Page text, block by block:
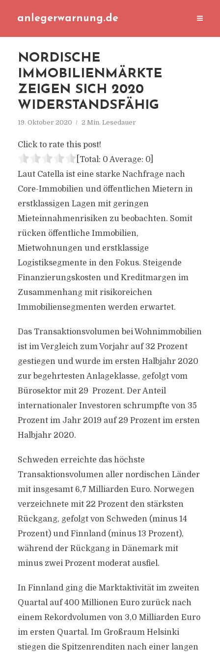
anlegerwarnung.de
NORDISCHE
IMMOBILIENMÄRKTE
ZEIGEN SICH 2020
WIDERSTANDSFÄHIG
19. Oktober 2020 2 Min. Lesedauer
Click to rate this post!
[Total: 0 Average: 0]
Laut Catella ist eine starke Nachfrage nach
Core-Immobilien und öffentlichen Mietern in
erstklassigen Lagen mit geringen
Mieteinnahmenrisiken zu beobachten. Somit
rücken öffentliche Immobilien,
Mietwohnungen und erstklassige
Logistiksegmente in den Fokus. Steigende
Finanzierungskosten und Kreditmargen im
Zusammenhang mit risikoreichen
Immobiliensegmenten werden erwartet.
Das Transaktionsvolumen bei Wohnimmobilien
ist im Vergleich zum Vorjahr auf 32 Prozent
gestiegen und wurde im ersten Halbjahr 2020
zur begehrtesten Anlageklasse, gefolgt vom
Bürosektor mit 29 Prozent. Der Anteil
internationaler Investoren schrumpfte von 35
Prozent im Jahr 2019 auf 29 Prozent im ersten
Halbjahr 2020.
Schweden erreichte das höchste
Transaktionsvolumen aller nordischen Länder
mit insgesamt 6,7 Milliarden Euro. Norwegen
verzeichnete mit 22 Prozent den stärksten
Rückgang, gefolgt von Schweden (minus 14
Prozent) und Finnland (minus 13 Prozent),
während der Rückgang in Dänemark mit
minus zwei Prozent moderat ausfiel.
In Finnland ging die Marktaktivität im zweiten
Quartal auf 400 Millionen Euro zurück nach
einem Rekordvolumen von 3,0 Milliarden Euro
im ersten Quartal. Im Großraum Helsinki
stiegen die Spitzenrenditen nach einer langen